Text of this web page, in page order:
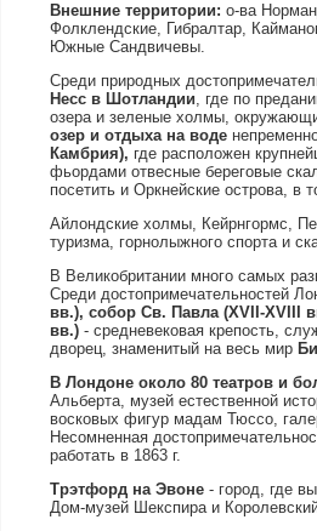
Внешние территории: о-ва
Фолклендские, Гибралтар,
Южные Сандвичевы.
Среди природных
Несс в Шотландии, где по
озера и зеленые холмы,
озер и отдыха на воде
Камбрия), где расположен
фьордами отвесные береговые
посетить и Оркнейские острова, в
Айлондские холмы, Кейрнгормс,
туризма, горнолыжного спорта и
В Великобритании много самых
Среди достопримечательностей
вв.), собор Св. Павла (XVII-XVIII
вв.) - средневековая крепость,
дворец, знаменитый на весь мир
В Лондоне около 80 театров и
Альберта, музей естественной
восковых фигур мадам Тюссо,
Несомненная
работать в 1863 г.
Трэтфорд на Эвоне - город, где
Дом-музей Шекспира и